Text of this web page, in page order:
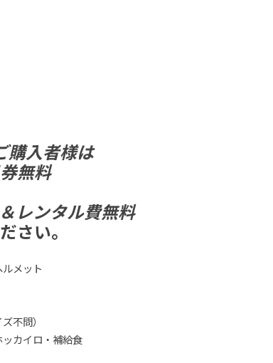
購入者様は
無料
レンタル費無料
さい。
メット
不問）
カイロ・補給食